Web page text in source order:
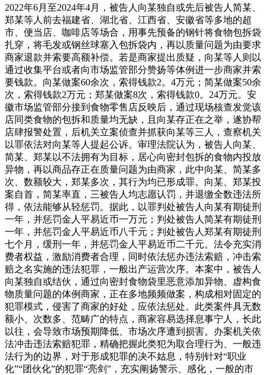
2022年6月至2024年4月，被告人向某独自或先后被告人简某、
郑某等人前去福建省、湖北省、江西省、安徽省等多地的超
市、便当店、咖啡店等场合，用事先预备的钢针将食物包拆袋
扎穿，将毛发或钢丝球塞入包拆袋内，再以质量问题为由要求
商家退款并索要高额补偿。若是商家提出质疑，向某等人则以
通过收集平台或者向市场监管部分赞扬等体例进一步商家并索
要钱款。向某做案60余次，索得钱款2。4万元；简某做案50余
次，索得钱款2万元；郑某做案8次，索得钱款0。24万元。安
徽市场监管部分接到食物零售店反映后，通过现场核查发觉该
店同类食物的包拆和质量均无缺，且向某存正在之举，遂协帮
店肆报警处置，后机关立案侦查并抓获向某等三人，查察机关
以罪依法对向某等人提起公诉。审理法院认为，被告人向某、
简某、郑某以不法拥有为目标，居心向密封包拆的食物内投放
异物，再以商品存正在质量问题为由商家，此中向某、简某多
次、数额较大，郑某多次，其行为均已形成罪。向某、郑某投
案自首，简某率直，三被告人均志愿认罚，并退缴全数违法所
得，依法能够从轻惩罚。据此，以罪判处被告人向某有期徒刑
一年，并惩罚金人平易近币一万元；判处被告人简某有期徒刑
一年，并惩罚金人平易近币八千元；判处被告人郑某有期徒刑
七个月，缓刑一年，并惩罚金人平易近币二千元。法令充实消
费者权益，激励消费者合理，同时依法惩办违法索赔，冲击索
赔之名实施的违法犯罪，一般出产运营次序。本案中，被告人
向某独自或结伙，通过向密封食物袋里恶意添加异物、虚构食
物质量问题的体例商家，正在多地频频做案，构成相对固定的
犯罪模式，侵害了商家的好处，应依法惩处。此类案件具无数
额小、次数多、范畴广的特点，商家容易选择息事宁人，长此
以往，会导致市场预期降低、市场次序遭到损害。办案机关依
法冲击违法索赔犯罪，精确把握此类犯为取合理行为、一般违
法行为的边界，对于形成犯罪的决不姑息，特别针对“职业
化”“团伙化”的犯罪“亮剑”，充实阐扬警示、感化，一般的市